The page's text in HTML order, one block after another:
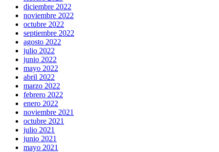
diciembre 2022
noviembre 2022
octubre 2022
septiembre 2022
agosto 2022
julio 2022
junio 2022
mayo 2022
abril 2022
marzo 2022
febrero 2022
enero 2022
noviembre 2021
octubre 2021
julio 2021
junio 2021
mayo 2021